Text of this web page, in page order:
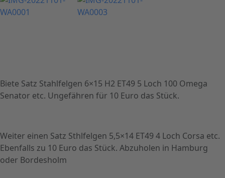
Biete Satz Stahlfelgen 6×15 H2 ET49 5 Loch 100 Omega
Senator etc. Ungefähren für 10 Euro das Stück.
Weiter einen Satz Sthlfelgen 5,5×14 ET49 4 Loch Corsa etc.
Ebenfalls zu 10 Euro das Stück. Abzuholen in Hamburg
oder Bordesholm